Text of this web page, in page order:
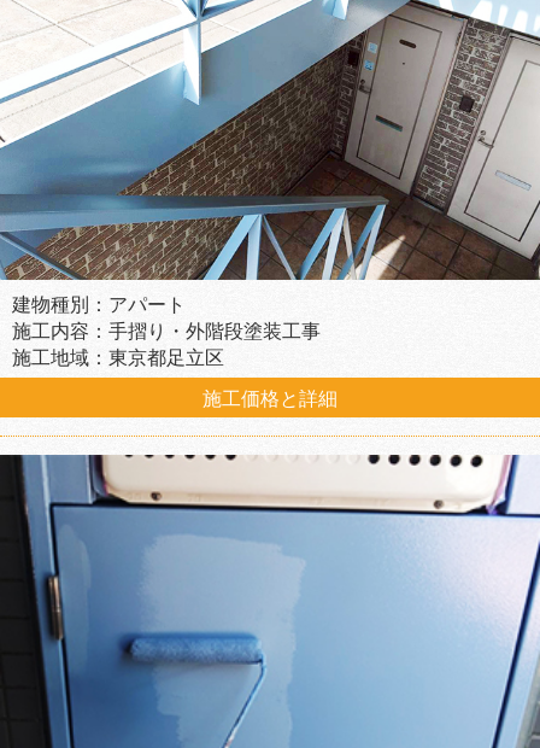
建物種別：アパート
施工内容：手摺り・外階段塗装工事
施工地域：東京都足立区
施工価格と詳細